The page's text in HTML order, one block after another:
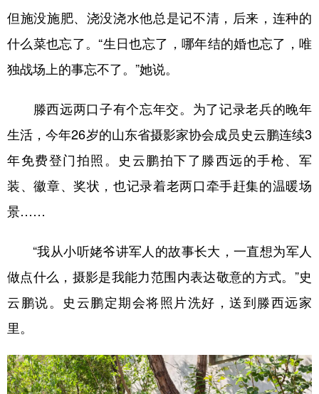
但施没施肥、浇没浇水他总是记不清，后来，连种的
什么菜也忘了。“生日也忘了，哪年结的婚也忘了，唯
独战场上的事忘不了。”她说。
滕西远两口子有个忘年交。为了记录老兵的晚年
生活，今年26岁的山东省摄影家协会成员史云鹏连续3
年免费登门拍照。史云鹏拍下了滕西远的手枪、军
装、徽章、奖状，也记录着老两口牵手赶集的温暖场
景……
“我从小听姥爷讲军人的故事长大，一直想为军人
做点什么，摄影是我能力范围内表达敬意的方式。”史
云鹏说。史云鹏定期会将照片洗好，送到滕西远家
里。